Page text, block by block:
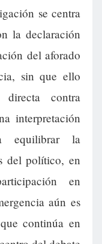
se centra
la declaración
del aforado
sin que ello
directa contra
interpretación
equilibrar la
del político, en
en
aún es
continúa en